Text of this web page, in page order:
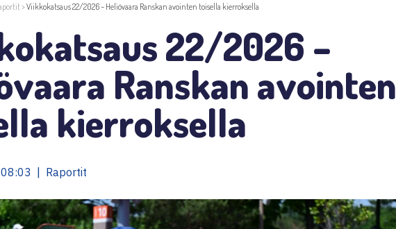
>Viikkokatsaus 22/2026 – Heliövaara Ranskan avointen toisella kierroksella
22/2026 –
Ranskan avointen
kierroksella
| Raportit